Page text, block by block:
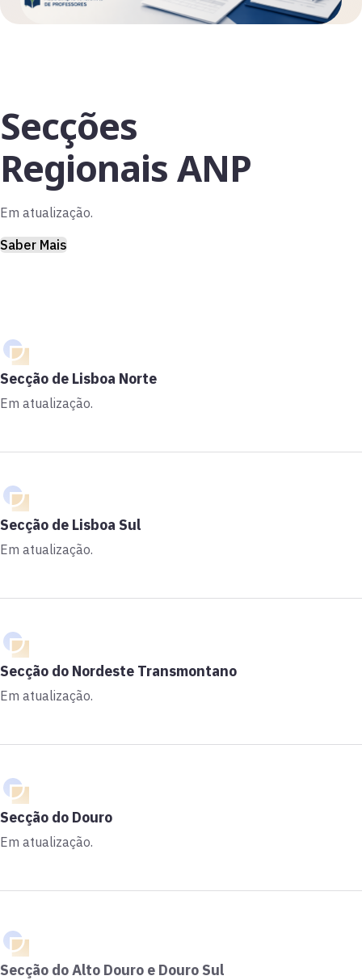
Secções
Regionais ANP
Em atualização.
Saber Mais
Secção de Lisboa Norte
Em atualização.
Secção de Lisboa Sul
Em atualização.
Secção do Nordeste Transmontano
Em atualização.
Secção do Douro
Em atualização.
Secção do Alto Douro e Douro Sul